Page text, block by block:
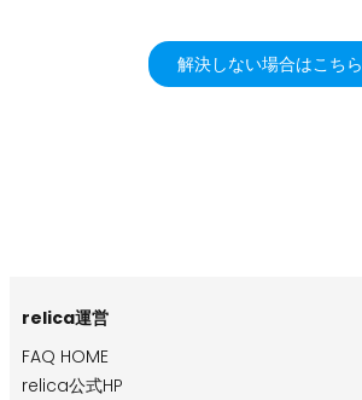
解決しない場合はこちら
relica運営
FAQ HOME
relica公式HP